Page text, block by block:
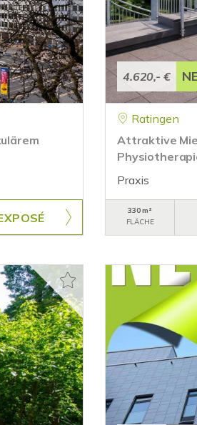
4.620,- €
Ratingen
Attraktive
Praxis
330 m²
FLÄCHE